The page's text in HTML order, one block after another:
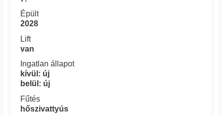
Épült
2028
Lift
van
Ingatlan állapot
kívül: új
belül: új
Fűtés
hőszivattyús